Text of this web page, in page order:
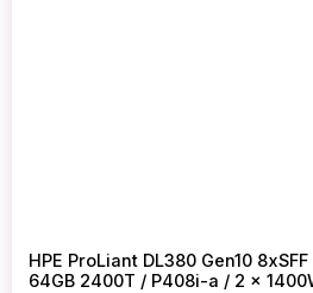
HPE ProLiant DL380 Gen10
64GB 2400T / P408i-a / 2 x